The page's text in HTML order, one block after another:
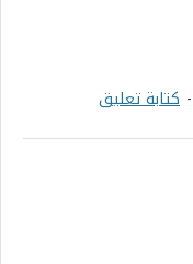
- كتابة تعليق